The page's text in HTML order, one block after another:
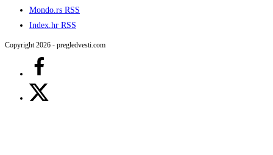
Mondo.rs RSS
Index.hr RSS
Copyright 2026 - pregledvesti.com